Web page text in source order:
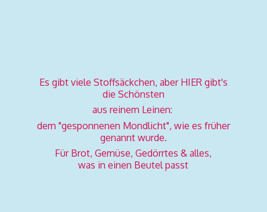
Es gibt viele Stoffsäckchen, aber HIER gibt's
die Schönsten
aus reinem Leinen:
dem "gesponnenen Mondlicht", wie es früher
genannt wurde.
Für Brot, Gemüse, Gedörrtes & alles,
was in einen Beutel passt